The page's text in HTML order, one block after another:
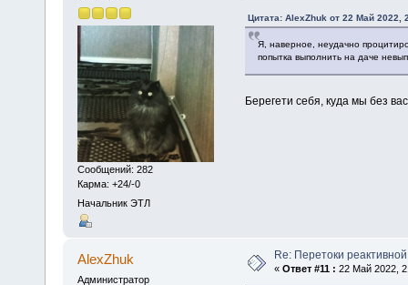
Сообщений: 282
Карма: +24/-0
Начальник ЭТЛ
Цитата: AlexZhuk от 22 Май 2022,
Я, наверное, неудачно
попытка выполнить на даче
Берегети себя, куда мы без
AlexZhuk
Администратор
Re: Перетоки
« Ответ #11 : 22 Май 2022,